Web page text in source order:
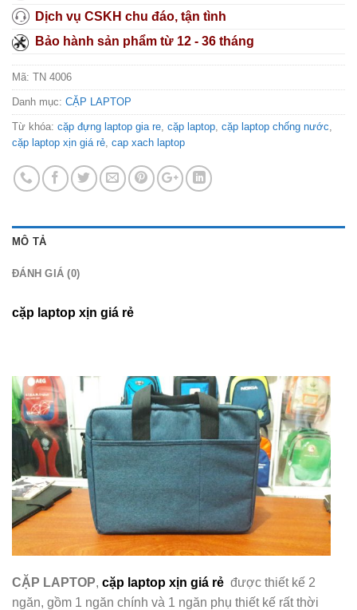
Dịch vụ CSKH chu đáo, tận tình
Bảo hành sản phẩm từ 12 - 36 tháng
Mã: TN 4006
Danh mục: CẶP LAPTOP
Từ khóa: cặp đựng laptop gia re cặp laptop cặp laptop chống nước
cặp laptop xịn giá rẻ cap xach laptop
MÔ TẢ
ĐÁNH GIÁ (0)
cặp laptop xịn giá rẻ
CẶP LAPTOP, cặp laptop xịn giá rẻ được thiết kế 2
ngăn, gồm 1 ngăn chính và 1 ngăn phụ thiết kế rất thời